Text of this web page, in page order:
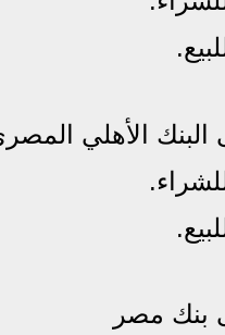
البنك الأهلي
بنك مصر